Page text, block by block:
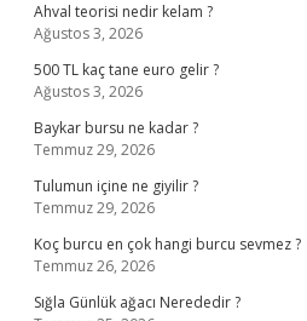
Ahval teorisi nedir kelam ?
Ağustos 3, 2026
500 TL kaç tane euro gelir ?
Ağustos 3, 2026
Baykar bursu ne kadar ?
Temmuz 29, 2026
Tulumun içine ne giyilir ?
Temmuz 29, 2026
Koç burcu en çok hangi burcu sevmez ?
Temmuz 26, 2026
Sığla Günlük ağacı Nerededir ?